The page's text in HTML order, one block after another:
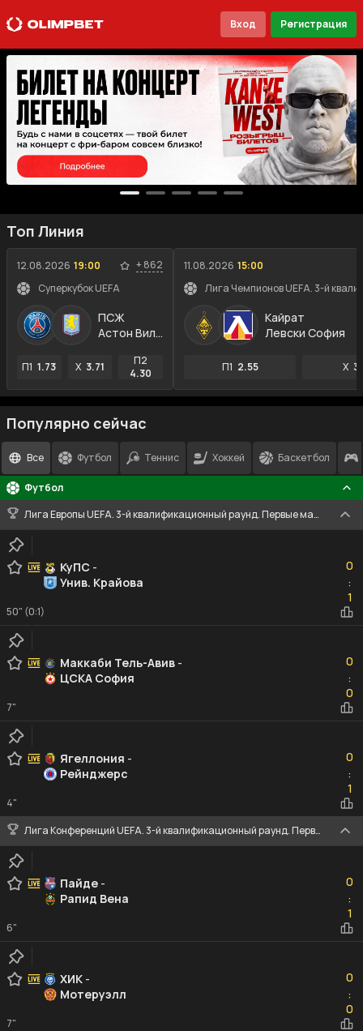
Вход Регистрация
Топ Линия
12.08.2026 19:00 +862
Суперкубок UEFA
ПСЖ
Астон Вилла
П1 1.73 X 3.71
П2
4.30
11.08.2026 15:00
Лига Чемпионов UEFA. 3-й
Кайрат
Левски София
П1 2.55 X
Популярно сейчас
Все Футбол Теннис Хоккей Баскетбол
Футбол
Лига Европы UEFA. 3-й квалификационный раунд. Первые матчи
КуПС -
Унив. Крайова
0
:1
1
50" (0:1)
Маккаби Тель-Авив -
ЦСКА София
0
:0
0
7"
Ягеллония -
Рейнджерс
0
:1
1
4"
Лига Конференций UEFA. 3-й квалификационный раунд. Первые матчи
Пайде -
Рапид Вена
0
:1
1
6"
ХИК -
Мотеруэлл
0
:0
0
7"